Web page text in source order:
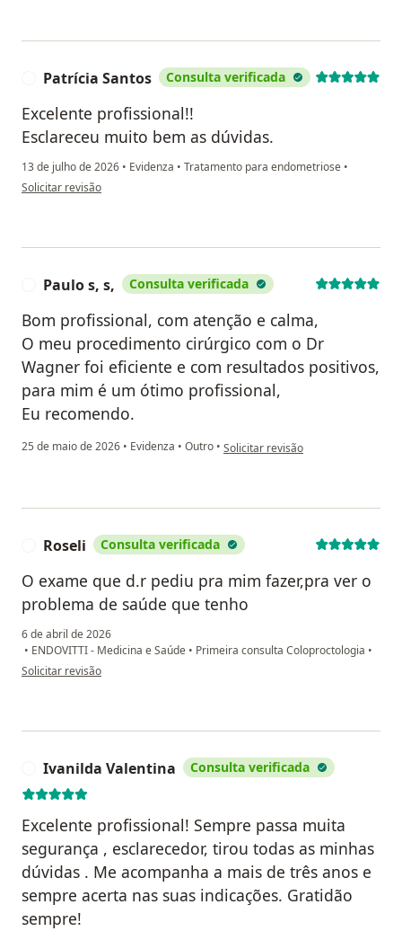
Patrícia Santos Consulta verificada
Excelente profissional!!
Esclareceu muito bem as dúvidas.
13 de julho de 2026 • Evidenza • Tratamento para endometriose •
na opinião do utilizador Patrícia Santos
Solicitar revisão
Paulo s, s, Consulta verificada
Bom profissional, com atenção e calma,
O meu procedimento cirúrgico com o Dr
Wagner foi eficiente e com resultados positivos,
para mim é um ótimo profissional,
Eu recomendo.
25 de maio de 2026 • Evidenza • Outro • na opinião do utilizador Paulo s, s,
Solicitar revisão
Roseli Consulta verificada
O exame que d.r pediu pra mim fazer,pra ver o
problema de saúde que tenho
6 de abril de 2026
• ENDOVITTI - Medicina e Saúde • Primeira consulta Coloproctologia •
na opinião do utilizador Roseli
Solicitar revisão
Ivanilda Valentina Consulta verificada
Excelente profissional! Sempre passa muita
segurança , esclarecedor, tirou todas as minhas
dúvidas . Me acompanha a mais de três anos e
sempre acerta nas suas indicações. Gratidão
sempre!